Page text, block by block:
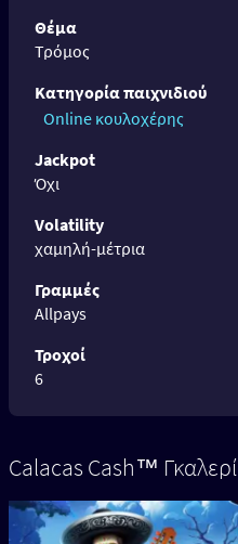
Θέμα
Τρόμος
Κατηγορία παιχνιδιού
Online κουλοχέρης
Jackpot
Όχι
Volatility
χαμηλή-μέτρια
Γραμμές
Allpays
Τροχοί
6
Calacas Cash™ Γκαλερί